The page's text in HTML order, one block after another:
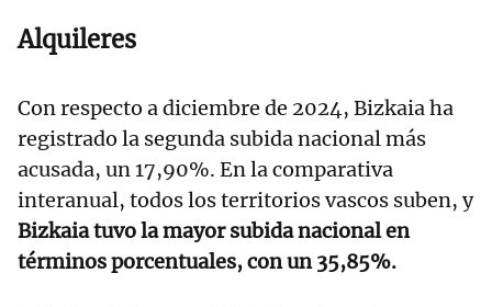
Alquileres
Con respecto a diciembre de 2024, Bizkaia ha
registrado la segunda subida nacional más
acusada, un 17,90%. En la comparativa
interanual, todos los territorios vascos suben, y
Bizkaia tuvo la mayor subida nacional en
términos porcentuales, con un 35,85%.